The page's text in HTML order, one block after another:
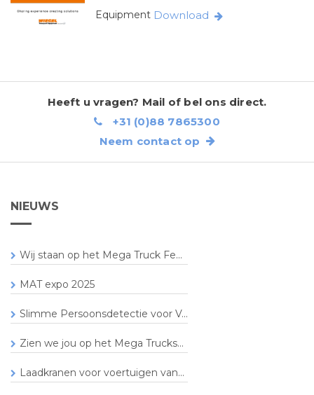
Equipment Download
Heeft u vragen? Mail of bel ons direct.
+31 (0)88 7865300
Neem contact op
NIEUWS
Wij staan op het Mega Truck Fe...
MAT expo 2025
Slimme Persoonsdetectie voor V...
Zien we jou op het Mega Trucks...
Laadkranen voor voertuigen van...